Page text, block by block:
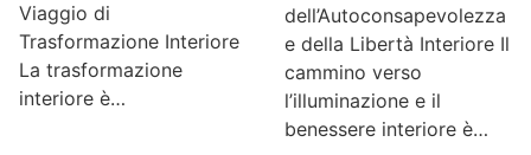
Viaggio di
Trasformazione Interiore
La trasformazione
interiore è…
dell’Autoconsapevolezza
e della Libertà Interiore Il
cammino verso
l’illuminazione e il
benessere interiore è…